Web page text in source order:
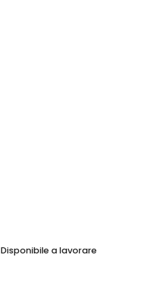
Disponibile a lavorare